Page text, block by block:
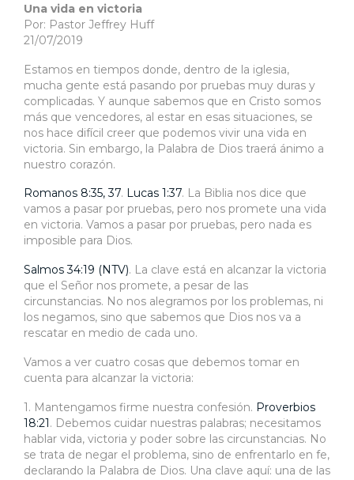
Una vida en victoria
Por: Pastor Jeffrey Huff
21/07/2019
Estamos en tiempos donde, dentro de la iglesia,
mucha gente está pasando por pruebas muy duras y
complicadas. Y aunque sabemos que en Cristo somos
más que vencedores, al estar en esas situaciones, se
nos hace difícil creer que podemos vivir una vida en
victoria. Sin embargo, la Palabra de Dios traerá ánimo a
nuestro corazón.
Romanos 8:35, 37. Lucas 1:37. La Biblia nos dice que
vamos a pasar por pruebas, pero nos promete una vida
en victoria. Vamos a pasar por pruebas, pero nada es
imposible para Dios.
Salmos 34:19 (NTV). La clave está en alcanzar la victoria
que el Señor nos promete, a pesar de las
circunstancias. No nos alegramos por los problemas, ni
los negamos, sino que sabemos que Dios nos va a
rescatar en medio de cada uno.
Vamos a ver cuatro cosas que debemos tomar en
cuenta para alcanzar la victoria:
1. Mantengamos firme nuestra confesión. Proverbios
18:21. Debemos cuidar nuestras palabras; necesitamos
hablar vida, victoria y poder sobre las circunstancias. No
se trata de negar el problema, sino de enfrentarlo en fe,
declarando la Palabra de Dios. Una clave aquí: una de las